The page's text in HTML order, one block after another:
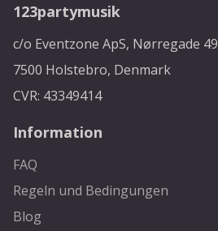
123partymusik
c/o Eventzone ApS, Nørregade 49
7500 Holstebro, Denmark
CVR: 43349414
Information
FAQ
Regeln und Bedingungen
Blog